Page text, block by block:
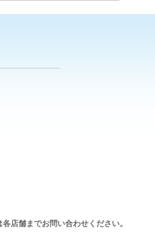
店舗までお問い合わせください。